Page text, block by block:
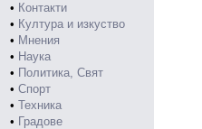
• Контакти
• Култура и изкуство
• Мнения
• Наука
• Политика, Свят
• Спорт
• Техника
• Градове